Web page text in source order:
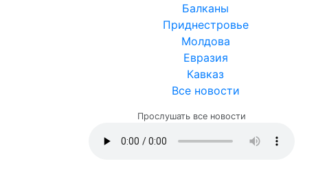
Балканы
Приднестровье
Молдова
Евразия
Кавказ
Все новости
Прослушать все новости